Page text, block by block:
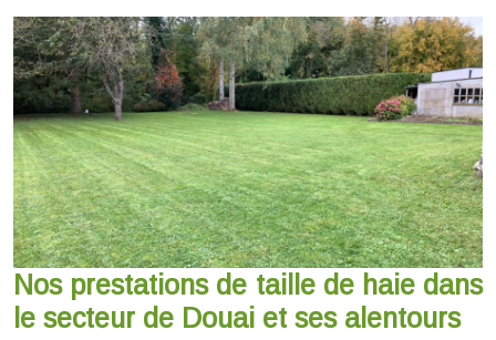
Nos prestations de taille de haie dans
le secteur de Douai et ses alentours